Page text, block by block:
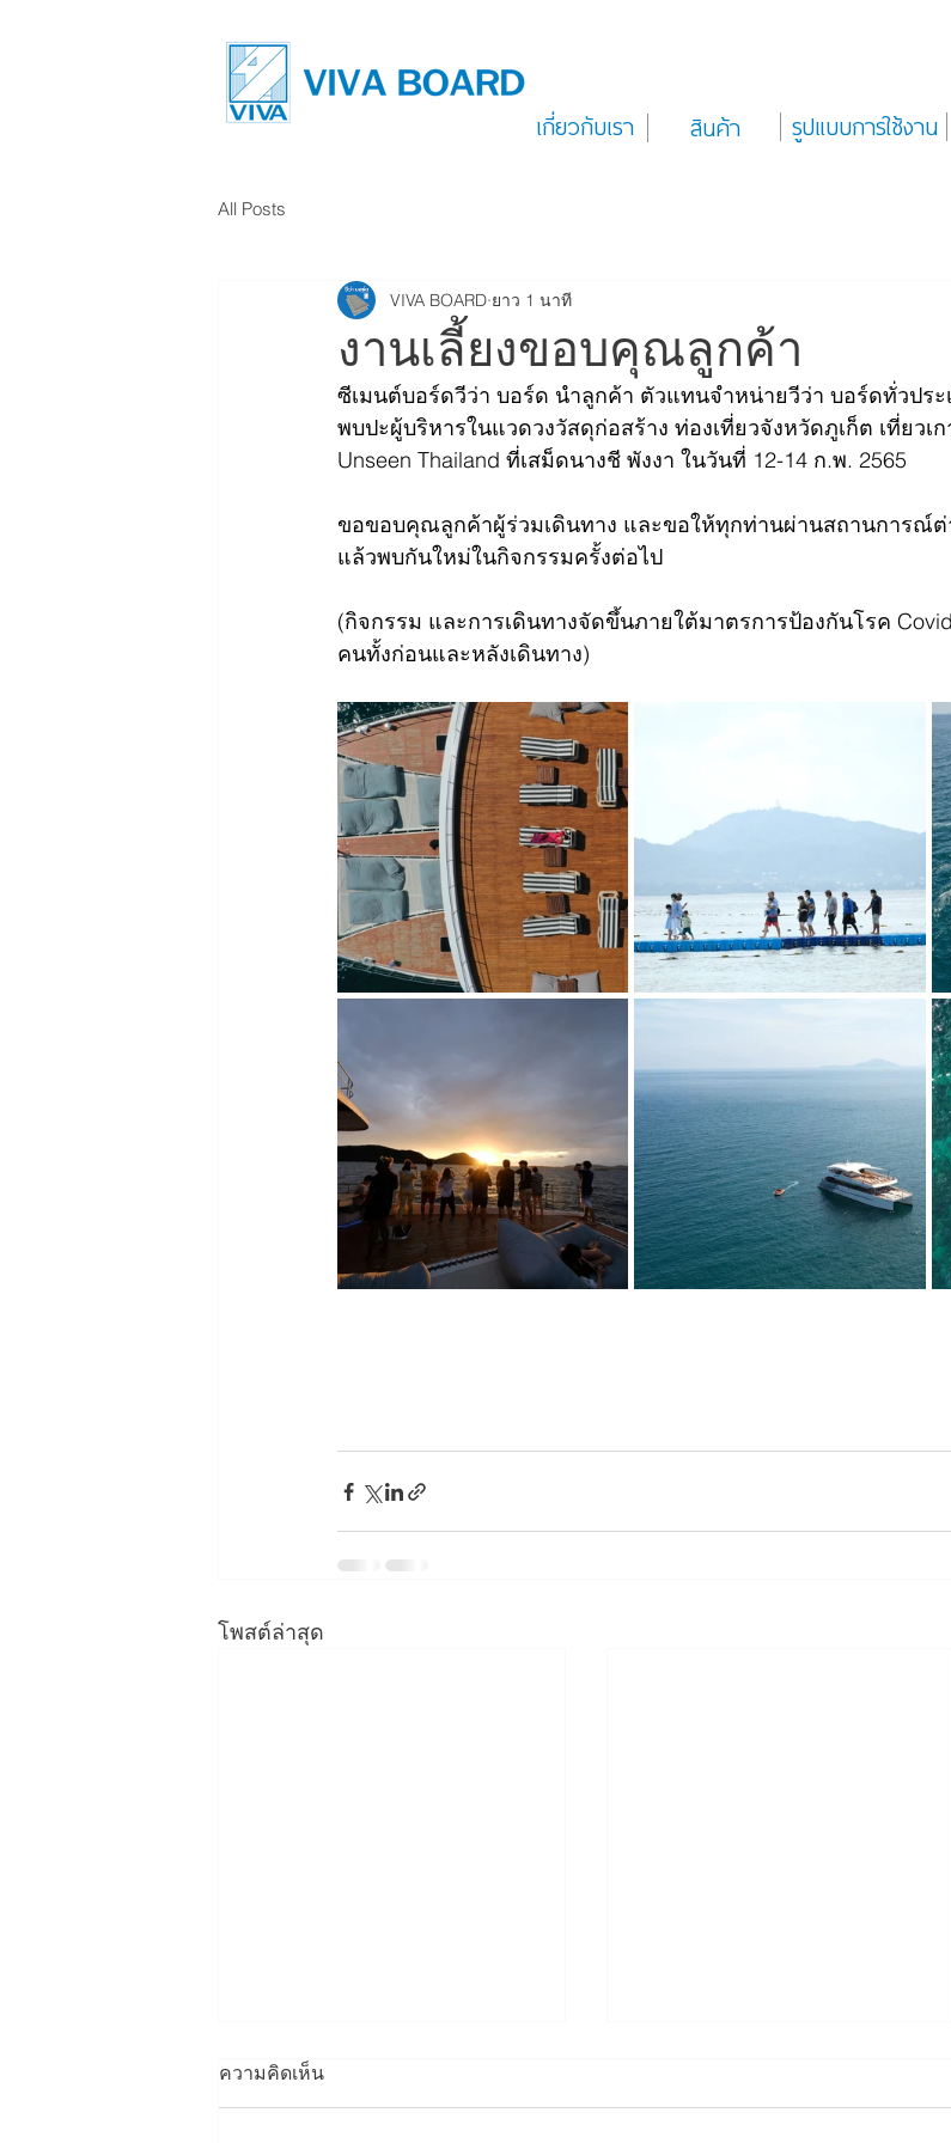
เกี่ยวกับเรา สินค้า รูปแบบการใช้งาน
All Posts
งานเลี้ยงขอบคุณลูกค้า
VIVA BOARD ยาว 1 นาที
ซีเมนต์บอร์ดวีว่า บอร์ด นำลูกค้า ตัวแทนจำหน่ายวีว่า บอร์ดทั่วปร
พบปะผู้บริหารในแวดวงวัสดุก่อสร้าง ท่องเที่ยวจังหวัดภูเก็ต เที่ยว
Unseen Thailand ที่เสม็ดนางชี พังงา ในวันที่ 12-14 ก.พ. 2565
ขอขอบคุณลูกค้าผู้ร่วมเดินทาง และขอให้ทุกท่านผ่านสถานการณ์ต่
แล้วพบกันใหม่ในกิจกรรมครั้งต่อไป
(กิจกรรม และการเดินทางจัดขึ้นภายใต้มาตรการป้องกันโรค
คนทั้งก่อนและหลังเดินทาง)
โพสต์ล่าสุด
ความคิดเห็น